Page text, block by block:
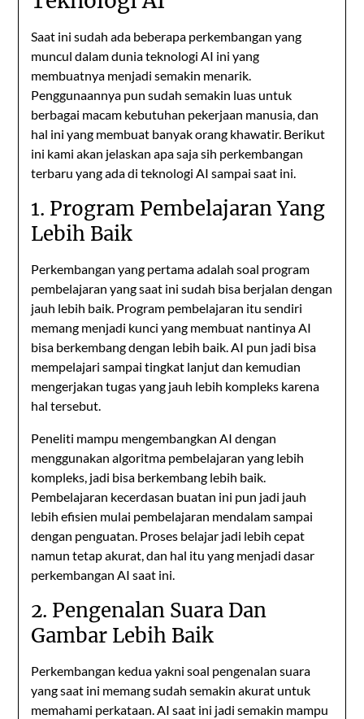
Saat ini sudah ada beberapa perkembangan yang
muncul dalam dunia teknologi AI ini yang
membuatnya menjadi semakin menarik.
Penggunaannya pun sudah semakin luas untuk
berbagai macam kebutuhan pekerjaan manusia, dan
hal ini yang membuat banyak orang khawatir. Berikut
ini kami akan jelaskan apa saja sih perkembangan
terbaru yang ada di teknologi AI sampai saat ini.
1. Program Pembelajaran Yang
Lebih Baik
Perkembangan yang pertama adalah soal program
pembelajaran yang saat ini sudah bisa berjalan dengan
jauh lebih baik. Program pembelajaran itu sendiri
memang menjadi kunci yang membuat nantinya AI
bisa berkembang dengan lebih baik. AI pun jadi bisa
mempelajari sampai tingkat lanjut dan kemudian
mengerjakan tugas yang jauh lebih kompleks karena
hal tersebut.
Peneliti mampu mengembangkan AI dengan
menggunakan algoritma pembelajaran yang lebih
kompleks, jadi bisa berkembang lebih baik.
Pembelajaran kecerdasan buatan ini pun jadi jauh
lebih efisien mulai pembelajaran mendalam sampai
dengan penguatan. Proses belajar jadi lebih cepat
namun tetap akurat, dan hal itu yang menjadi dasar
perkembangan AI saat ini.
2. Pengenalan Suara Dan
Gambar Lebih Baik
Perkembangan kedua yakni soal pengenalan suara
yang saat ini memang sudah semakin akurat untuk
memahami perkataan. AI saat ini jadi semakin mampu